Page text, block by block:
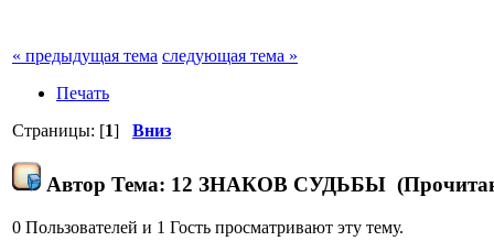
« предыдущая тема следующая тема »
Печать
Страницы: [1] Вниз
Автор Тема: 12 ЗНАКОВ СУДЬБЫ
0 Пользователей и 1 Гость просматривают эту тему.